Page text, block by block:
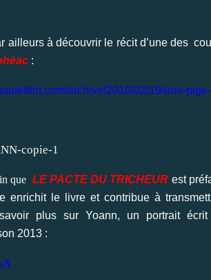
ailleurs à découvrir le récit d’une des
:
archive/2010/02/19/une-
que LE PACTE DU TRICHEUR est
enrichit le livre et contribue à
plus sur Yoann, un portrait
2013 :